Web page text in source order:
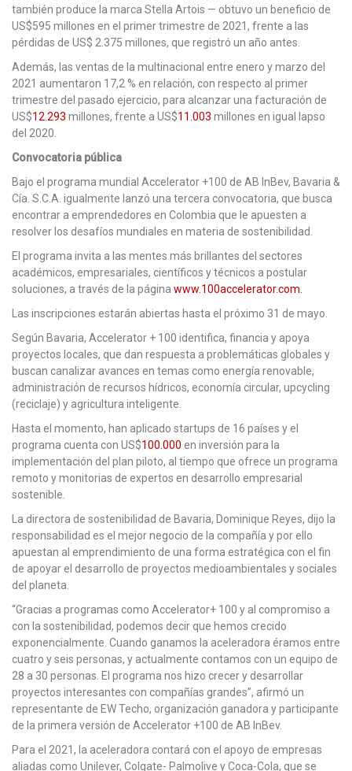
también produce la marca Stella Artois — obtuvo un beneficio de
US$595 millones en el primer trimestre de 2021, frente a las
pérdidas de US$ 2.375 millones, que registró un año antes.
Además, las ventas de la multinacional entre enero y marzo del
2021 aumentaron 17,2 % en relación, con respecto al primer
trimestre del pasado ejercicio, para alcanzar una facturación de
US$12.293 millones, frente a US$11.003 millones en igual lapso
del 2020.
Convocatoria pública
Bajo el programa mundial Accelerator +100 de AB InBev, Bavaria &
Cía. S.C.A. igualmente lanzó una tercera convocatoria, que busca
encontrar a emprendedores en Colombia que le apuesten a
resolver los desafíos mundiales en materia de sostenibilidad.
El programa invita a las mentes más brillantes del sectores
académicos, empresariales, científicos y técnicos a postular
soluciones, a través de la página www.100accelerator.com.
Las inscripciones estarán abiertas hasta el próximo 31 de mayo.
Según Bavaria, Accelerator + 100 identifica, financia y apoya
proyectos locales, que dan respuesta a problemáticas globales y
buscan canalizar avances en temas como energía renovable,
administración de recursos hídricos, economía circular, upcycling
(reciclaje) y agricultura inteligente.
Hasta el momento, han aplicado startups de 16 países y el
programa cuenta con US$100.000 en inversión para la
implementación del plan piloto, al tiempo que ofrece un programa
remoto y monitorias de expertos en desarrollo empresarial
sostenible.
La directora de sostenibilidad de Bavaria, Dominique Reyes, dijo la
responsabilidad es el mejor negocio de la compañía y por ello
apuestan al emprendimiento de una forma estratégica con el fin
de apoyar el desarrollo de proyectos medioambientales y sociales
del planeta.
“Gracias a programas como Accelerator+ 100 y al compromiso a
con la sostenibilidad, podemos decir que hemos crecido
exponencialmente. Cuando ganamos la aceleradora éramos entre
cuatro y seis personas, y actualmente contamos con un equipo de
28 a 30 personas. El programa nos hizo crecer y desarrollar
proyectos interesantes con compañías grandes”, afirmó un
representante de EW Techo, organización ganadora y participante
de la primera versión de Accelerator +100 de AB InBev.
Para el 2021, la aceleradora contará con el apoyo de empresas
aliadas como Unilever, Colgate- Palmolive y Coca-Cola, que se